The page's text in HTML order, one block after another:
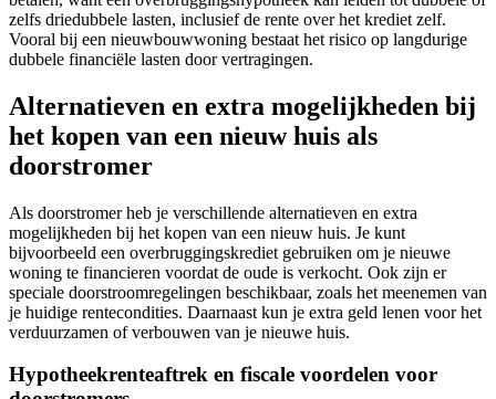
zelfs driedubbele lasten, inclusief de rente over het krediet zelf.
Vooral bij een nieuwbouwwoning bestaat het risico op langdurige
dubbele financiële lasten door vertragingen.
Alternatieven en extra mogelijkheden bij
het kopen van een nieuw huis als
doorstromer
Als doorstromer heb je verschillende alternatieven en extra
mogelijkheden bij het kopen van een nieuw huis. Je kunt
bijvoorbeeld een overbruggingskrediet gebruiken om je nieuwe
woning te financieren voordat de oude is verkocht. Ook zijn er
speciale doorstroomregelingen beschikbaar, zoals het meenemen van
je huidige rentecondities. Daarnaast kun je extra geld lenen voor het
verduurzamen of verbouwen van je nieuwe huis.
Hypotheekrenteaftrek en fiscale voordelen voor